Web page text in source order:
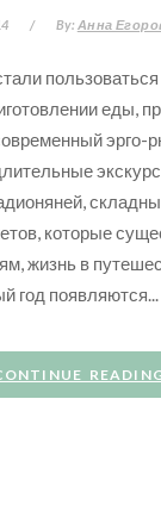
/ By: Анна
еды,
эрго-
которые
жизнь в
год появляются...